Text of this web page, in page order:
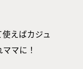
えばカジュ
マに！